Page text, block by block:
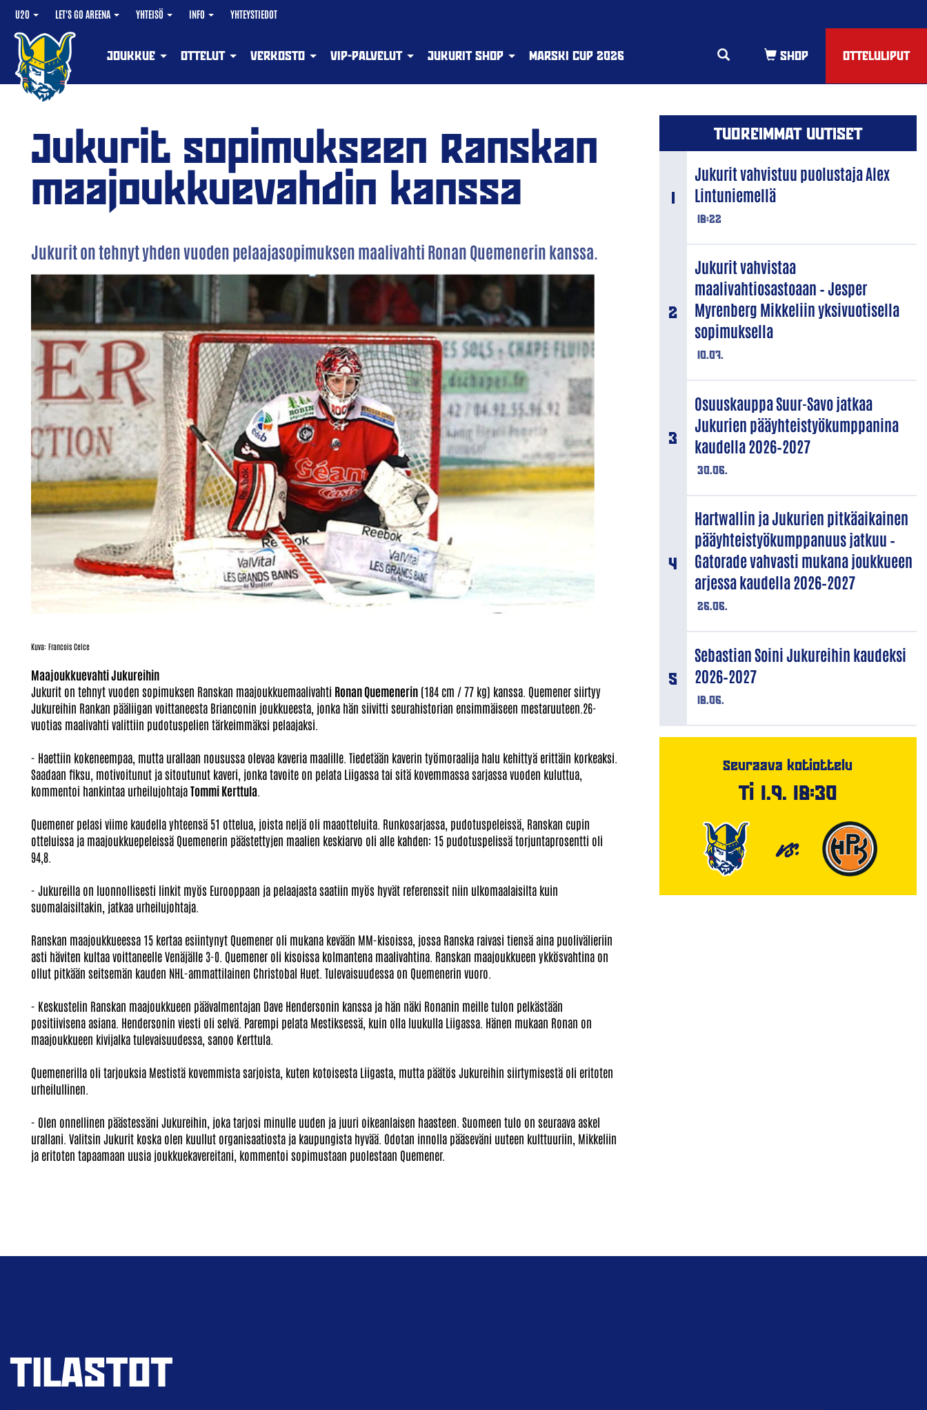
U20 LET'S GO AREENA YHTEISÖ INFO YHTEYSTIEDOT
OTTELULIPUT
JOUKKUE OTTELUT VERKOSTO VIP-PALVELUT JUKURIT SHOP MARSKI CUP 2026
Jukurit sopimukseen Ranskan
maajoukkuevahdin kanssa
Jukurit on tehnyt yhden vuoden pelaajasopimuksen maalivahti Ronan Quemenerin kanssa.
Kuva: Francois Celce
Maajoukkuevahti Jukureihin
Jukurit on tehnyt vuoden sopimuksen Ranskan maajoukkuemaalivahti Ronan Quemenerin (184 cm / 77 kg) kanssa. Quemener siirtyy
Jukureihin Rankan pääliigan voittaneesta Brianconin joukkueesta, jonka hän siivitti seurahistorian ensimmäiseen mestaruuteen.26-
vuotias maalivahti valittiin pudotuspelien tärkeimmäksi pelaajaksi.
- Haettiin kokeneempaa, mutta urallaan nousussa olevaa kaveria maalille. Tiedetään kaverin työmoraalija halu kehittyä erittäin korkeaksi.
Saadaan fiksu, motivoitunut ja sitoutunut kaveri, jonka tavoite on pelata Liigassa tai sitä kovemmassa sarjassa vuoden kuluttua,
kommentoi hankintaa urheilujohtajaTommi Kerttula
Quemener pelasi viime kaudella yhteensä 51 ottelua, joista neljä oli maaotteluita. Runkosarjassa, pudotuspeleissä, Ranskan cupin
otteluissa ja maajoukkuepeleissä Quemenerin päästettyjen maalien keskiarvo oli alle kahden: 15 pudotuspelissä torjuntaprosentti oli
94,8.
- Jukureilla on luonnollisesti linkit myös Eurooppaan ja pelaajasta saatiin myös hyvät referenssit niin ulkomaalaisilta kuin
suomalaisiltakin, jatkaa urheilujohtaja.
Ranskan maajoukkueessa 15 kertaa esiintynyt Quemener oli mukana kevään MM-kisoissa, jossa Ranska raivasi tiensä aina puolivälieriin
asti häviten kultaa voittaneelle Venäjälle 3-0. Quemener oli kisoissa kolmantena maalivahtina. Ranskan maajoukkueen ykkösvahtina on
ollut pitkään seitsemän kauden NHL-ammattilainen Christobal Huet. Tulevaisuudessa on Quemenerin vuoro.
- Keskustelin Ranskan maajoukkueen päävalmentajan Dave Hendersonin kanssa ja hän näki Ronanin meille tulon pelkästään
positiivisena asiana. Hendersonin viesti oli selvä. Parempi pelata Mestiksessä, kuin olla luukulla Liigassa. Hänen mukaan Ronan on
maajoukkueen kivijalka tulevaisuudessa, sanoo Kerttula.
Quemenerilla oli tarjouksia Mestistä kovemmista sarjoista, kuten kotoisesta Liigasta, mutta päätös Jukureihin siirtymisestä oli eritoten
urheilullinen.
- Olen onnellinen päästessäni Jukureihin, joka tarjosi minulle uuden ja juuri oikeanlaisen haasteen. Suomeen tulo on seuraava askel
urallani. Valitsin Jukurit koska olen kuullut organisaatiosta ja kaupungista hyvää. Odotan innolla pääseväni uuteen kulttuuriin, Mikkeliin
ja eritoten tapaamaan uusia joukkuekavereitani, kommentoi sopimustaan puolestaan Quemener.
TUOREIMMAT UUTISET
18:22
Jukurit vahvistuu puolustaja Alex
Lintuniemellä
10.07.
Jukurit vahvistaa
maalivahtiosastoaan – Jesper
Myrenberg Mikkeliin yksivuotisella
sopimuksella
30.06.
Osuuskauppa Suur-Savo jatkaa
Jukurien pääyhteistyökumppanina
kaudella 2026–2027
26.06.
Hartwallin ja Jukurien pitkäaikainen
pääyhteistyökumppanuus jatkuu –
Gatorade vahvasti mukana joukkueen
arjessa kaudella 2026–2027
18.06.
Sebastian Soini Jukureihin kaudeksi
2026–2027
Seuraava kotiottelu
Ti 1.9. 18:30
VS.
TILASTOT